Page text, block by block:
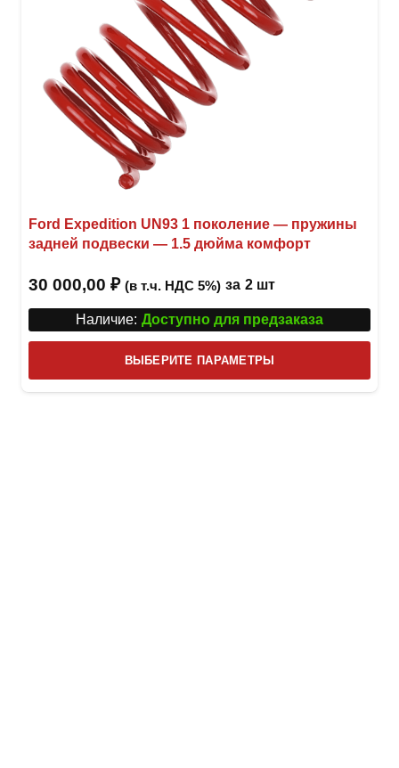
Ford Expedition UN93 1 поколение — пружины
задней подвески — 1.5 дюйма комфорт
30 000,00 ₽ (в т.ч. НДС 5%) за 2 шт
Наличие: Доступно для предзаказа
ВЫБЕРИТЕ ПАРАМЕТРЫ
товар